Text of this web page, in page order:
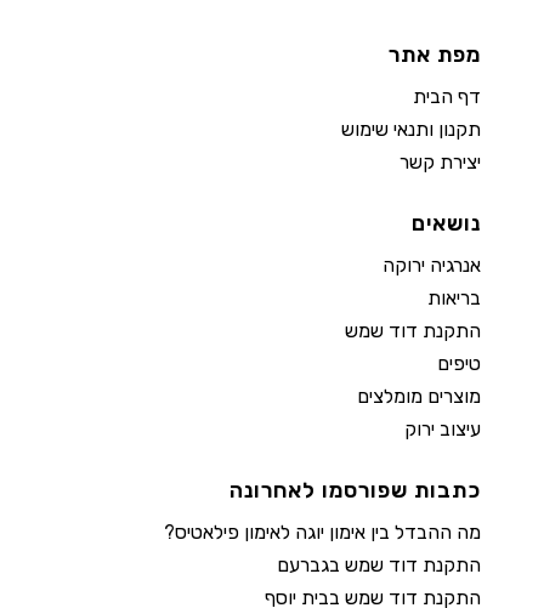
מפת אתר
דף הבית
תקנון ותנאי שימוש
יצירת קשר
נושאים
אנרגיה ירוקה
בריאות
התקנת דוד שמש
טיפים
מוצרים מומלצים
עיצוב ירוק
כתבות שפורסמו לאחרונה
מה ההבדל בין אימון יוגה לאימון פילאטיס?
התקנת דוד שמש בגברעם
התקנת דוד שמש בבית יוסף